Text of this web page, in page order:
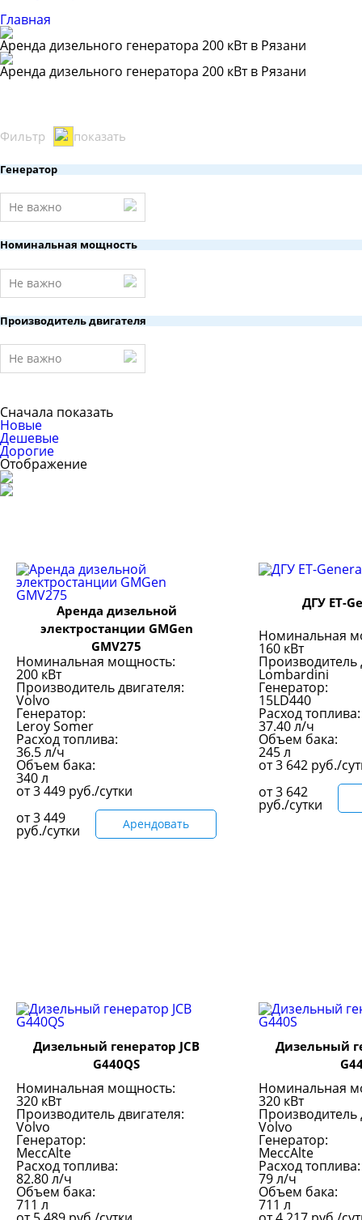
Главная
Аренда дизельного генератора 200 кВт в Рязани
Аренда дизельного генератора 200 кВт в Рязани
Фильтр показать
Генератор
Не важно
Номинальная мощность
Не важно
Производитель двигателя
Не важно
Сначала показать
Новые
Дешевые
Дорогие
Отображение
Аренда дизельной
электростанции GMGen
GMV275
Номинальная мощность:
200 кВт
Производитель двигателя:
Volvo
Генератор:
Leroy Somer
Расход топлива:
36.5 л/ч
Объем бака:
340 л
от3 449 руб./сутки
от3 449
руб./сутки Арендовать
ДГУ ET-
Номинальная
160 кВт
Производитель
Lombardini
Генератор:
15LD440
Расход топлива:
37.40 л/ч
Объем бака:
245 л
от3 642 руб./
от3 642
руб./сутки
Дизельный генератор JCB
G440QS
Номинальная мощность:
320 кВт
Производитель двигателя:
Volvo
Генератор:
MeccAlte
Расход топлива:
82.80 л/ч
Объем бака:
711 л
Дизельный
Номинальная
320 кВт
Производитель
Volvo
Генератор:
MeccAlte
Расход топлива:
79 л/ч
Объем бака:
711 л